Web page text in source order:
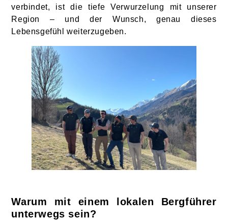
verbindet, ist die tiefe Verwurzelung mit unserer
Region – und der Wunsch, genau dieses
Lebensgefühl weiterzugeben.
Warum mit einem lokalen Bergführer
unterwegs sein?